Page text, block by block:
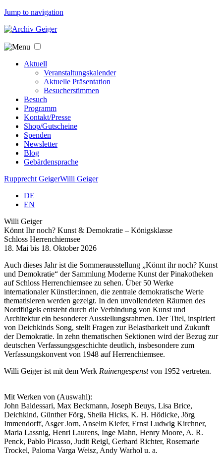
Jump to navigation
Aktuell
Veranstaltungskalender
Aktuelle Präsentation
Besucherstimmen
Besuch
Programm
Kontakt/Presse
Shop/Gutscheine
Spenden
Newsletter
Blog
Gebärdensprache
Rupprecht GeigerWilli Geiger
DE
EN
Willi Geiger
Könnt Ihr noch? Kunst & Demokratie – Königsklasse
Schloss Herrenchiemsee
18. Mai bis 18. Oktober 2026
Auch dieses Jahr ist die Sommerausstellung „Könnt ihr noch? Kunst
und Demokratie“ der Sammlung Moderne Kunst der Pinakotheken
auf Schloss Herrenchiemsee zu sehen. Über 50 Werke
internationaler Künstler:innen, die zentrale demokratische Werte
thematisieren werden gezeigt. In den unvollendeten Räumen des
Nordflügels entsteht durch die Verbindung von Kunst und
Architektur ein besonderer Ausstellungsrahmen. Der Titel, inspiriert
von Deichkinds Song, stellt Fragen zur Belastbarkeit und Zukunft
der Demokratie. In zehn thematischen Sektionen wird der Bezug zur
deutschen Verfassungsgeschichte deutlich, insbesondere zum
Verfassungskonvent von 1948 auf Herrenchiemsee.
Willi Geiger ist mit dem Werk Ruinengespenstvon 1952 vertreten.
Mit Werken von (Auswahl):
John Baldessari, Max Beckmann, Joseph Beuys, Lisa Brice,
Deichkind, Günther Förg, Sheila Hicks, K. H. Hödicke, Jörg
Immendorff, Asger Jorn, Anselm Kiefer, Ernst Ludwig Kirchner,
Maria Lassnig, Henri Laurens, Inge Mahn, Henry Moore, A. R.
Penck, Pablo Picasso, Judit Reigl, Gerhard Richter, Rosemarie
Trockel, Paloma Varga Weisz, Andy Warhol u. a.